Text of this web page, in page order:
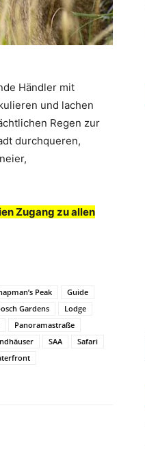
Händler mit
und lachen
Regen zur
durchqueren,
Zugang zu allen
Peak
Guide
Gardens
Lodge
Panoramastraße
SAA
Safari